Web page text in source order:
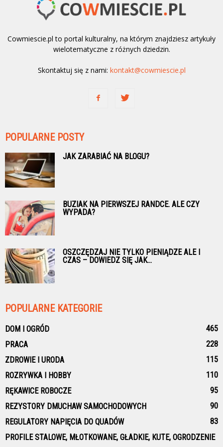
Cowmiescie.pl to portal kulturalny, na którym znajdziesz artykuły
wielotematyczne z różnych dziedzin.
Skontaktuj się z nami: kontakt@cowmiescie.pl
POPULARNE POSTY
JAK ZARABIAĆ NA BLOGU?
BUZIAK NA PIERWSZEJ RANDCE. ALE CZY
WYPADA?
OSZCZĘDZAJ NIE TYLKO PIENIĄDZE ALE I
CZAS – DOWIEDZ SIĘ JAK...
POPULARNE KATEGORIE
DOM I OGRÓD
465
PRACA
228
ZDROWIE I URODA
115
ROZRYWKA I HOBBY
110
RĘKAWICE ROBOCZE
95
REZYSTORY DMUCHAW SAMOCHODOWYCH
90
REGULATORY NAPIĘCIA DO QUADÓW
83
PROFILE STALOWE, MŁOTKOWANE, GŁADKIE, KUTE, OGRODZENIE